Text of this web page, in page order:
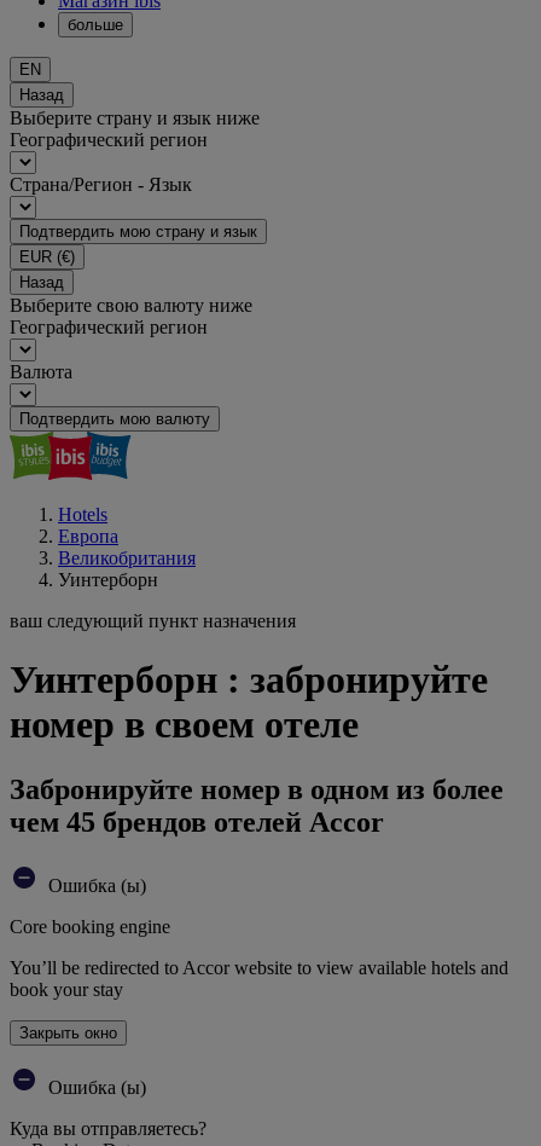
больше
EN
Назад
Выберите страну и язык ниже
Географический регион
Страна/Регион - Язык
Подтвердить мою страну и язык
EUR (€)
Назад
Выберите свою валюту ниже
Географический регион
Валюта
Подтвердить мою валюту
Hotels
Европа
Великобритания
Уинтерборн
ваш следующий пункт назначения
Уинтерборн : забронируйте
номер в своем отеле
Забронируйте номер в одном из более
чем 45 брендов отелей Accor
Ошибка (ы)
Core booking engine
You’ll be redirected to Accor website to view available hotels and
book your stay
Закрыть окно
Ошибка (ы)
Куда вы отправляетесь?